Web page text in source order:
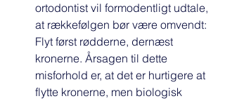
ortodontist vil formodentligt udtale,
at rækkefølgen bør være omvendt:
Flyt først rødderne, dernæst
kronerne. Årsagen til dette
misforhold er, at det er hurtigere at
flytte kronerne, men biologisk